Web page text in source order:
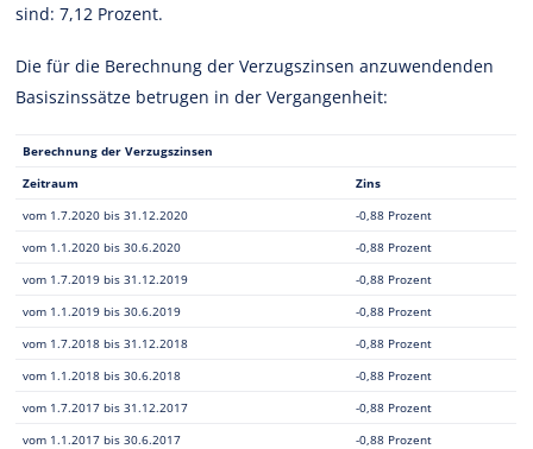
sind: 7,12 Prozent.
Die für die Berechnung der Verzugszinsen anzuwendenden
Basiszinssätze betrugen in der Vergangenheit:
Berechnung der Verzugszinsen
Zeitraum
Zins
vom 1.7.2020 bis 31.12.2020
-0,88 Prozent
vom 1.1.2020 bis 30.6.2020
-0,88 Prozent
vom 1.7.2019 bis 31.12.2019
-0,88 Prozent
vom 1.1.2019 bis 30.6.2019
-0,88 Prozent
vom 1.7.2018 bis 31.12.2018
-0,88 Prozent
vom 1.1.2018 bis 30.6.2018
-0,88 Prozent
vom 1.7.2017 bis 31.12.2017
-0,88 Prozent
vom 1.1.2017 bis 30.6.2017
-0,88 Prozent